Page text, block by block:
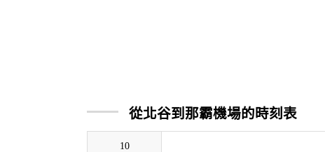
從北谷到那霸機場的時刻表
10